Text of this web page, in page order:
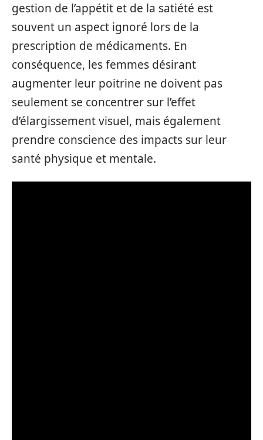
gestion de l’appétit et de la satiété est
souvent un aspect ignoré lors de la
prescription de médicaments. En
conséquence, les femmes désirant
augmenter leur poitrine ne doivent pas
seulement se concentrer sur l’effet
d’élargissement visuel, mais également
prendre conscience des impacts sur leur
santé physique et mentale.